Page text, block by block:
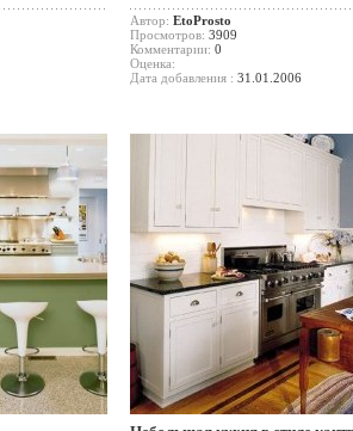
Автор: EtoProsto
Просмотров: 3909
Комментарии: 0
Оценка:
Дата добавления : 31.01.2006